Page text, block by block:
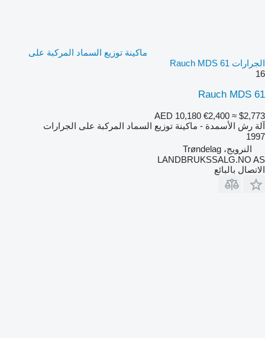
ماكينة توزيع السماد المركبة على
الجرارات Rauch MDS 61
16
Rauch MDS 61
AED 10,180 €2,400 ≈ $2,773
آلة رش الأسمدة - ماكينة توزيع السماد المركبة على الجرارات
1997
النرويج، Trøndelag
LANDBRUKSSALG.NO AS
الاتصال بالبائع